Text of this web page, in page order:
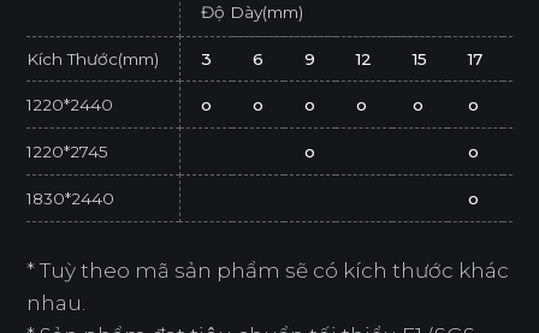
Độ Dày(mm)
Kích Thước(mm) 3 6 9 12 15 17
1220*2440 o o o o o o
1220*2745 o o
1830*2440 o
* Tuỳ theo mã sản phẩm sẽ có kích thước khác
nhau.